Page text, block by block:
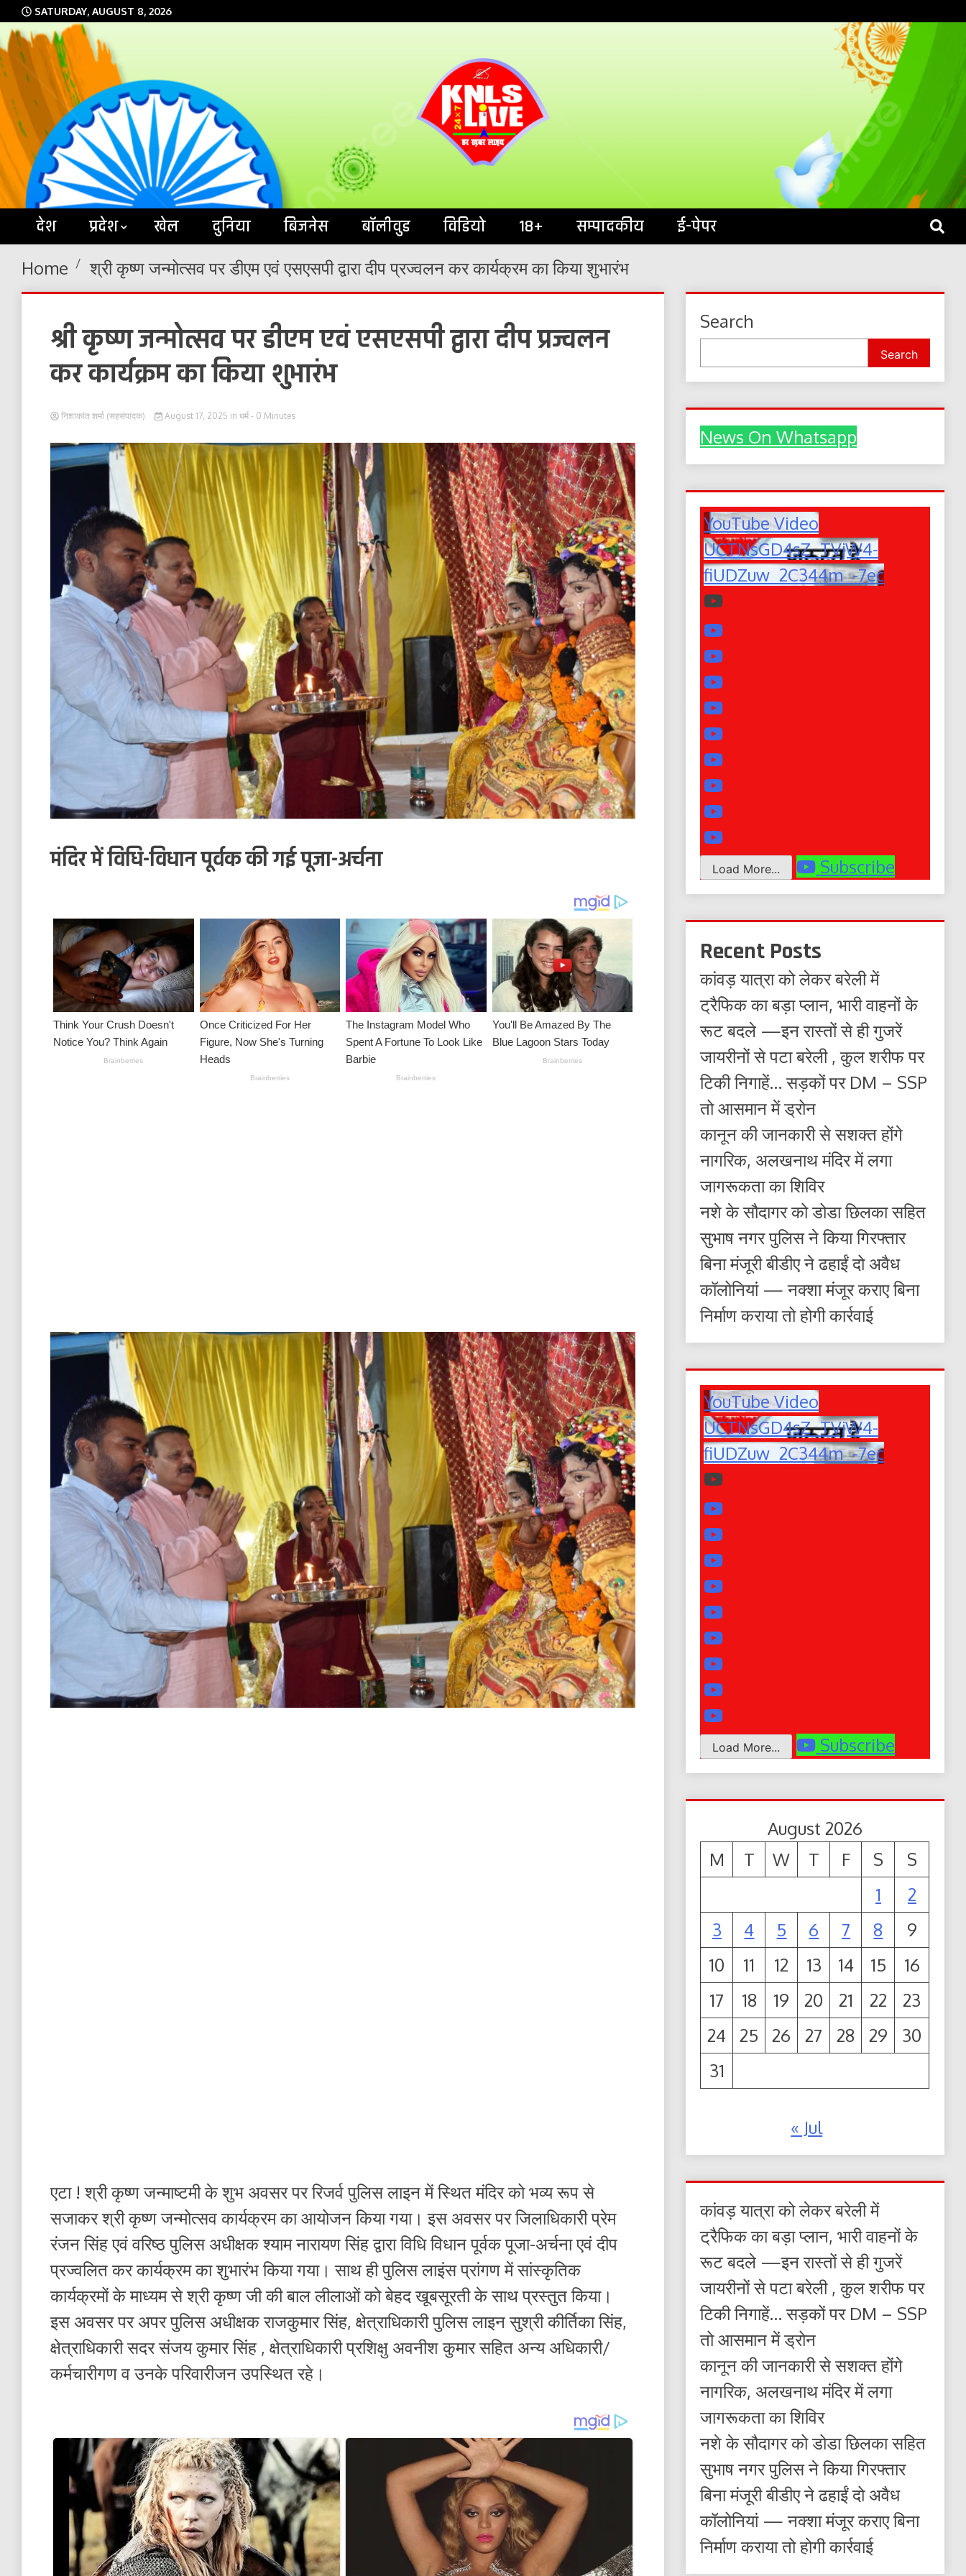
Skip
to
content
SATURDAY, AUGUST 8, 2026
KNLS LIVE
देश प्रदेश खेल दुनिया बिजनेस बॉलीवुड विडियो 18+ सम्पादकीय ई-पेपर
Home श्री कृष्ण जन्मोत्सव पर डीएम एवं एसएसपी द्वारा दीप प्रज्वलन कर कार्यक्रम का किया शुभारंभ
श्री कृष्ण जन्मोत्सव पर डीएम एवं एसएसपी द्वारा दीप प्रज्वलन
कर कार्यक्रम का किया शुभारंभ
निशाकांत शर्मा (सहसंपादक) August 17, 2025 in धर्म - 0 Minutes
मंदिर में विधि-विधान पूर्वक की गई पूजा-अर्चना
एटा ! श्री कृष्ण जन्माष्टमी के शुभ अवसर पर रिजर्व पुलिस लाइन में स्थित मंदिर को भव्य रूप से
सजाकर श्री कृष्ण जन्मोत्सव कार्यक्रम का आयोजन किया गया। इस अवसर पर जिलाधिकारी प्रेम
रंजन सिंह एवं वरिष्ठ पुलिस अधीक्षक श्याम नारायण सिंह द्वारा विधि विधान पूर्वक पूजा-अर्चना एवं दीप
प्रज्वलित कर कार्यक्रम का शुभारंभ किया गया। साथ ही पुलिस लाइंस प्रांगण में सांस्कृतिक
कार्यक्रमों के माध्यम से श्री कृष्ण जी की बाल लीलाओं को बेहद खूबसूरती के साथ प्रस्तुत किया।
इस अवसर पर अपर पुलिस अधीक्षक राजकुमार सिंह, क्षेत्राधिकारी पुलिस लाइन सुश्री कीर्तिका सिंह,
क्षेत्राधिकारी सदर संजय कुमार सिंह , क्षेत्राधिकारी प्रशिक्षु अवनीश कुमार सहित अन्य अधिकारी/
कर्मचारीगण व उनके परिवारीजन उपस्थित रहे।
Search
Search
News On Whatsapp
YouTube Video
UCTNsGD4sZ_TVjW4-
fiUDZuw_2C344m_-7ec
Load More... Subscribe
Recent Posts
कांवड़ यात्रा को लेकर बरेली में
ट्रैफिक का बड़ा प्लान, भारी वाहनों के
रूट बदले —इन रास्तों से ही गुजरें
जायरीनों से पटा बरेली , कुल शरीफ पर
टिकी निगाहें… सड़कों पर DM – SSP
तो आसमान में ड्रोन
कानून की जानकारी से सशक्त होंगे
नागरिक, अलखनाथ मंदिर में लगा
जागरूकता का शिविर
नशे के सौदागर को डोडा छिलका सहित
सुभाष नगर पुलिस ने किया गिरफ्तार
बिना मंजूरी बीडीए ने ढहाईं दो अवैध
कॉलोनियां — नक्शा मंजूर कराए बिना
निर्माण कराया तो होगी कार्रवाई
YouTube Video
UCTNsGD4sZ_TVjW4-
fiUDZuw_2C344m_-7ec
Load More... Subscribe
August 2026
M
T W T F S
S
1
2
3
4 5 6 7 8
9
10
11 12 13 14 15
16
17
18 19 20 21 22
23
24
25 26 27 28 29
30
31
« Jul
कांवड़ यात्रा को लेकर बरेली में
ट्रैफिक का बड़ा प्लान, भारी वाहनों के
रूट बदले —इन रास्तों से ही गुजरें
जायरीनों से पटा बरेली , कुल शरीफ पर
टिकी निगाहें… सड़कों पर DM – SSP
तो आसमान में ड्रोन
कानून की जानकारी से सशक्त होंगे
नागरिक, अलखनाथ मंदिर में लगा
जागरूकता का शिविर
नशे के सौदागर को डोडा छिलका सहित
सुभाष नगर पुलिस ने किया गिरफ्तार
बिना मंजूरी बीडीए ने ढहाईं दो अवैध
कॉलोनियां — नक्शा मंजूर कराए बिना
निर्माण कराया तो होगी कार्रवाई